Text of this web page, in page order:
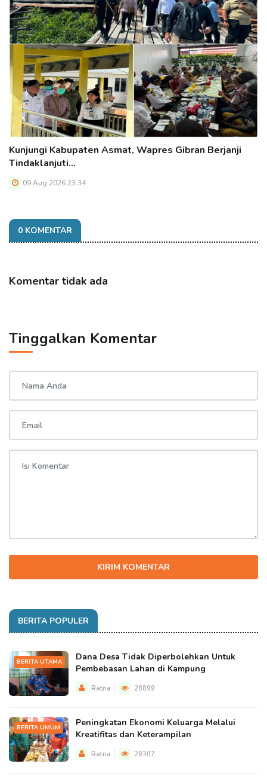
Kunjungi Kabupaten Asmat, Wapres Gibran Berjanji
Tindaklanjuti…
09 Aug 2026 23:34
0 KOMENTAR
Komentar tidak ada
Tinggalkan Komentar
KIRIM KOMENTAR
BERITA POPULER
BERITA UTAMA
Dana Desa Tidak Diperbolehkan Untuk
Pembebasan Lahan di Kampung
Ratna 28899
BERITA UMUM
Peningkatan Ekonomi Keluarga Melalui
Kreatifitas dan Keterampilan
Ratna 28307